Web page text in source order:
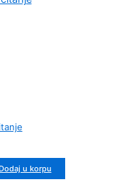
u korpu